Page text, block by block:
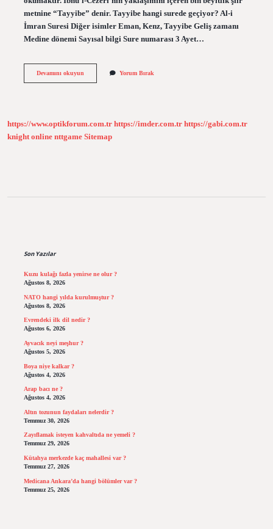
metnine “Tayyibe” denir. Tayyibe hangi surede geçiyor? Al-i
İmran Suresi Diğer isimler Eman, Kenz, Tayyibe Geliş zamanı
Medine dönemi Sayısal bilgi Sure numarası 3 Ayet…
Devamını okuyunBelde
Yorum Bırak
https://www.optikforum.com.tr https://imder.com.tr https://gabi.com.tr
knight online nttgame Sitemap
Son Yazılar
Kuzu kulağı fazla yenirse ne olur ?
Ağustos 8, 2026
NATO hangi yılda kurulmuştur ?
Ağustos 8, 2026
Evrendeki ilk dil nedir ?
Ağustos 6, 2026
Ayvacık neyi meşhur ?
Ağustos 5, 2026
Boya niye kalkar ?
Ağustos 4, 2026
Arap bacı ne ?
Ağustos 4, 2026
Altın tozunun faydaları nelerdir ?
Temmuz 30, 2026
Zayıflamak isteyen kahvaltıda ne yemeli ?
Temmuz 29, 2026
Kütahya merkezde kaç mahallesi var ?
Temmuz 27, 2026
Medicana Ankara’da hangi bölümler var ?
Temmuz 25, 2026